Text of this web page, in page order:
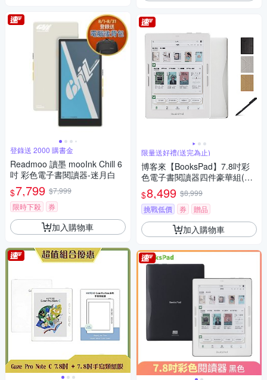
登錄送 2000 購書金
Readmoo 讀墨 mooInk Chill 6
吋 彩色電子書閱讀器-迷月白
$7,799 $7,999
限時下殺
券
加入購物車
限量送好禮(送完為止)
博客來【BooksPad】7.8吋彩
色電子書閱讀器四件豪華組(白
色主機+黑筆+筆芯+殼)
$8,499 $8,999
挑戰低價
券 贈品
加入購物車